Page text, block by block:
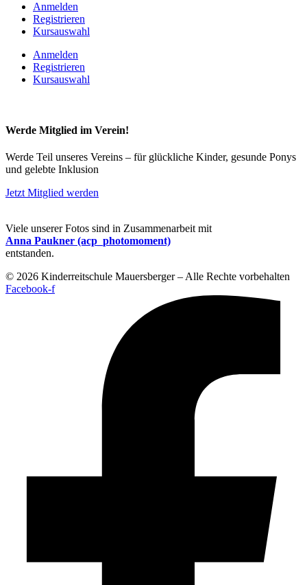
Anmelden
Registrieren
Kursauswahl
Anmelden
Registrieren
Kursauswahl
Werde Mitglied im Verein!
Werde Teil unseres Vereins – für glückliche Kinder, gesunde Ponys
und gelebte Inklusion
Jetzt Mitglied werden
Viele unserer Fotos sind in Zusammenarbeit mit
Anna Paukner (acp_photomoment)
entstanden.
© 2026 Kinderreitschule Mauersberger – Alle Rechte vorbehalten
Facebook-f